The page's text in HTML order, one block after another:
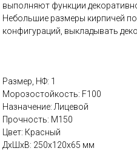
выполняют функции
Небольшие размеры кирпичей
конфигураций, выкладывать
Размер, НФ: 1
Морозостойкость: F100
Назначение: Лицевой
Прочность: М150
Цвет: Красный
ДxШxВ: 250x120x65 мм